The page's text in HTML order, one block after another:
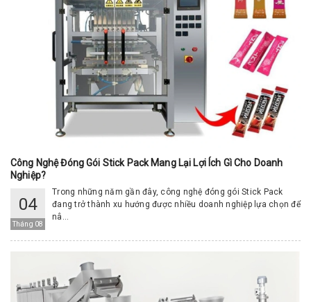
Công Nghệ Đóng Gói Stick Pack Mang Lại Lợi Ích Gì Cho Doanh
Nghiệp?
04
Tháng 08
Trong những năm gần đây, công nghệ đóng gói Stick Pack
đang trở thành xu hướng được nhiều doanh nghiệp lựa chọn để
nâ...